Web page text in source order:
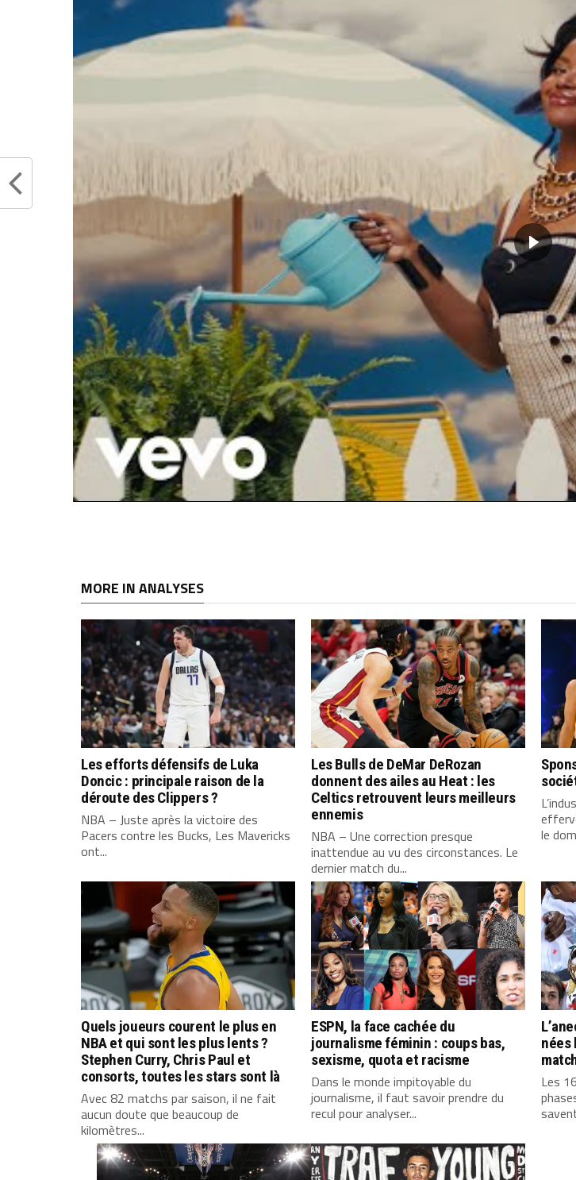
La belle vidéo du jour : quand
DeMar DeRozan évoque avec
sourire, le handshake hommage de
Le coup bas
sur Jalen
mars 22,
Dans
DEMAR DEROZAN KYLE LOWRY NBA
CLICK TO COMMENT
MORE IN ANALYSES
Les efforts défensifs de Luka
Doncic : principale raison de la
déroute des Clippers ?
NBA – Juste après la victoire des
Pacers contre les Bucks, Les Mavericks
ont...
Les Bulls de DeMar DeRozan
donnent des ailes au Heat : les
Celtics retrouvent leurs meilleurs
ennemis
NBA – Une correction presque
inattendue au vu des circonstances. Le
dernier match du...
le
Quels joueurs courent le plus en
NBA et qui sont les plus lents ?
Stephen Curry, Chris Paul et
consorts, toutes les stars sont là
Avec 82 matchs par saison, il ne fait
aucun doute que beaucoup de
kilomètres...
ESPN, la face cachée du
journalisme féminin : coups bas,
sexisme, quota et racisme
Dans le monde impitoyable du
journalisme, il faut savoir prendre du
recul pour analyser...
nées
Les